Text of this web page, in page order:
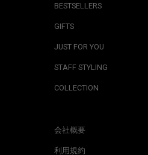
BESTSELLERS
GIFTS
JUST FOR YOU
STAFF STYLING
COLLECTION
会社概要
利用規約